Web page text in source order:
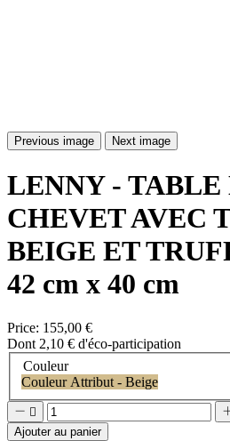
Previous image Next image
LENNY - TABLE
CHEVET AVEC
BEIGE ET
42 cm x 40 cm
Price: 155,00 €
Dont 2,10 € d'éco-participation
Couleur
Couleur Attribut - Beige
 
Ajouter au panier